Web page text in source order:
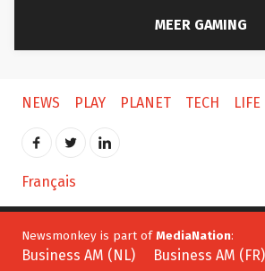
MEER GAMING
NEWS PLAY PLANET TECH LIFE
Français
Newsmonkey is part of MediaNation
Business AM (NL) Business AM (FR)